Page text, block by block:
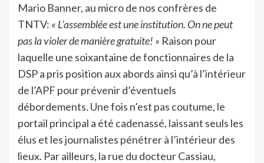
Mario Banner, au micro de nos confrères de
TNTV: « L’assemblée est une institution. On ne peut
pas la violer de manière gratuite! » Raison pour
laquelle une soixantaine de fonctionnaires de la
DSP a pris position aux abords ainsi qu’à l’intérieur
de l’APF pour prévenir d’éventuels
débordements. Une fois n’est pas coutume, le
portail principal a été cadenassé, laissant seuls les
élus et les journalistes pénétrer à l’intérieur des
lieux. Par ailleurs, la rue du docteur Cassiau,